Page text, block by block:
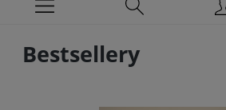
Bestsellery